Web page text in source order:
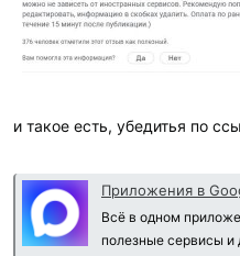
и такое есть, убедитья по
Приложения в Google
Всё в одном
полезные сервисы и